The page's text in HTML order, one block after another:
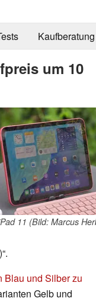
Kaufberatung
um 10
11 (Bild: Marcus
Blau und Silber zu
Gelb und